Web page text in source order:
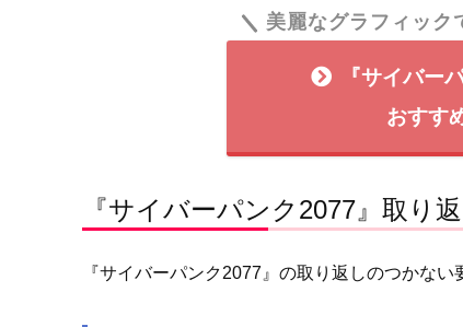
美麗なグラフィック
『サイバー
おすす
『サイバーパンク2077』取り
『サイバーパンク2077』の取り返しのつかない